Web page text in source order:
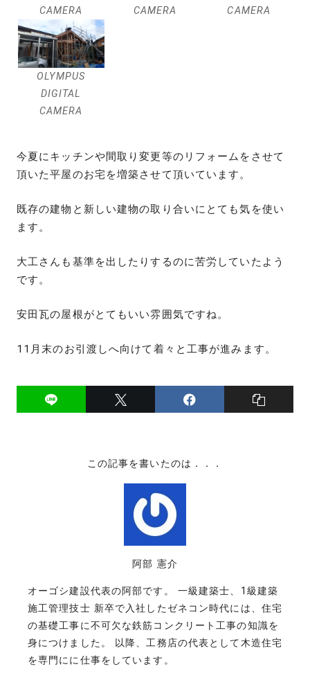
CAMERA
CAMERA
CAMERA
OLYMPUS
DIGITAL
CAMERA
今夏にキッチンや間取り変更等のリフォームをさせて
頂いた平屋のお宅を増築させて頂いています。
既存の建物と新しい建物の取り合いにとても気を使い
ます。
大工さんも基準を出したりするのに苦労していたよう
です。
安田瓦の屋根がとてもいい雰囲気ですね。
11月末のお引渡しへ向けて着々と工事が進みます。
この記事を書いたのは．．．
阿部 憲介
オーゴシ建設代表の阿部です。 一級建築士、1級建築
施工管理技士 新卒で入社したゼネコン時代には、住宅
の基礎工事に不可欠な鉄筋コンクリート工事の知識を
身につけました。 以降、工務店の代表として木造住宅
を専門にに仕事をしています。